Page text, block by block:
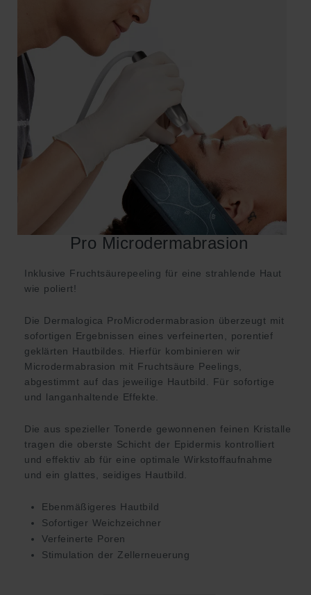
Pro Microdermabrasion
Inklusive Fruchtsäurepeeling für eine strahlende Haut
wie poliert!
Die Dermalogica ProMicrodermabrasion überzeugt mit
sofortigen Ergebnissen eines verfeinerten, porentief
geklärten Hautbildes. Hierfür kombinieren wir
Microdermabrasion mit Fruchtsäure Peelings,
abgestimmt auf das jeweilige Hautbild. Für sofortige
und langanhaltende Effekte.
Die aus spezieller Tonerde gewonnenen feinen Kristalle
tragen die oberste Schicht der Epidermis kontrolliert
und effektiv ab für eine optimale Wirkstoffaufnahme
und ein glattes, seidiges Hautbild.
Ebenmäßigeres Hautbild
Sofortiger Weichzeichner
Verfeinerte Poren
Stimulation der Zellerneuerung